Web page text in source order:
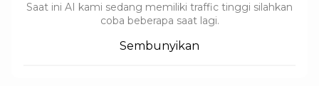
Saat ini AI kami sedang memiliki traffic tinggi silahkan
coba beberapa saat lagi.
Sembunyikan